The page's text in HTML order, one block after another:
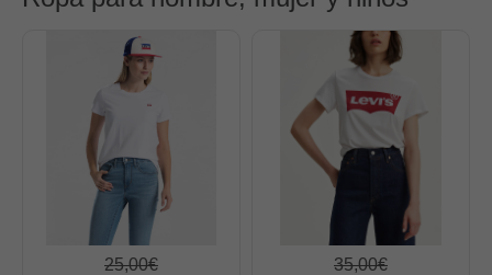
Calzado
Gabardina invierno hombre
Gabardina verano hombre
Pana mujer
Ropa interior
25,00€ 35,00€